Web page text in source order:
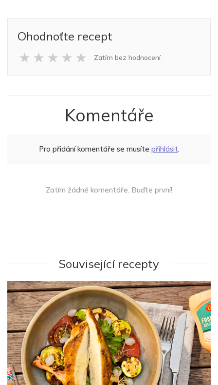
Ohodnoťte recept
★ ★ ★ ★ ★ Zatím bez hodnocení
Komentáře
Pro přidání komentáře se musíte přihlásit.
Zatím žádné komentáře. Buďte první!
Související recepty